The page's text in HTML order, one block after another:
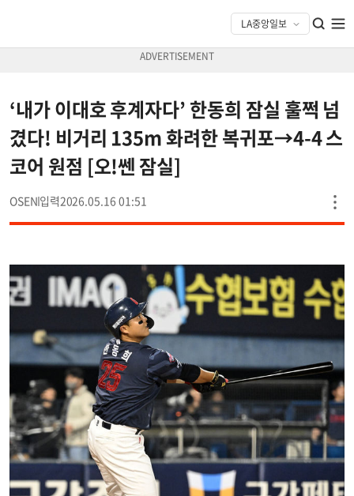
‘내가 이대호 후계자다’ 한동희 잠실 훌쩍 넘
겼다! 비거리 135m 화려한 복귀포→4-4 스
코어 원점 [오!쎈 잠실]
OSEN 2026.05.16 01:51